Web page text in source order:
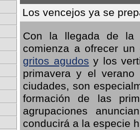
Los vencejos ya se
Con la llegada de la
comienza a ofrecer un
gritos agudos y los
primavera y el
ciudades, son
formación de las
agrupaciones
conducirá a la especie